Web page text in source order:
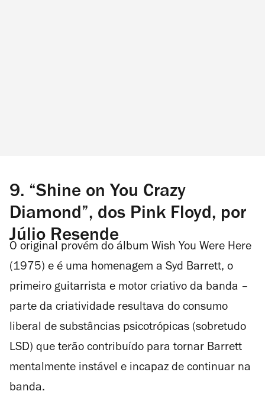
9. “Shine on You Crazy
Diamond”, dos Pink Floyd, por
Júlio Resende
O original provém do álbum Wish You Were Here
(1975) e é uma homenagem a Syd Barrett, o
primeiro guitarrista e motor criativo da banda –
parte da criatividade resultava do consumo
liberal de substâncias psicotrópicas (sobretudo
LSD) que terão contribuído para tornar Barrett
mentalmente instável e incapaz de continuar na
banda.